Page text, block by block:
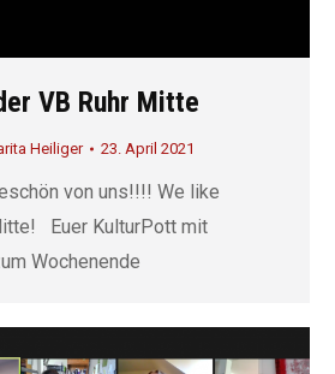
VB Ruhr Mitte
Heiliger 23. April 2021
von uns!!!! We like
Euer KulturPott mit
Wochenende